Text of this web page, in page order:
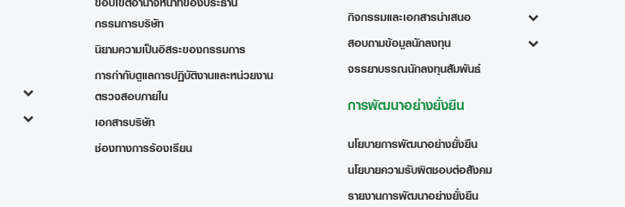
กรรมการบริษัท
นิยามความเป็นอิสระของกรรมการ
การกำกับดูแลการปฏิบัติงานและหน่วยงาน
ตรวจสอบภายใน
เอกสารบริษัท
ช่องทางการร้องเรียน
กิจกรรมและเอกสารนำเสนอ
สอบถามข้อมูลนักลงทุน
จรรยาบรรณนักลงทุนสัมพันธ์
การพัฒนาอย่างยั่งยืน
นโยบายการพัฒนาอย่างยั่งยืน
นโยบายความรับผิดชอบต่อสังคม
รายงานการพัฒนาอย่างยั่งยืน